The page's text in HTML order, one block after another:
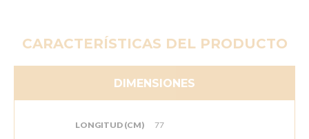
CARACTERÍSTICAS DEL PRODUCTO
DIMENSIONES
LONGITUD (CM) 77